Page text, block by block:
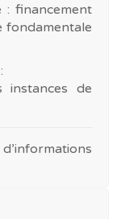
: financement
fondamentale
instances de